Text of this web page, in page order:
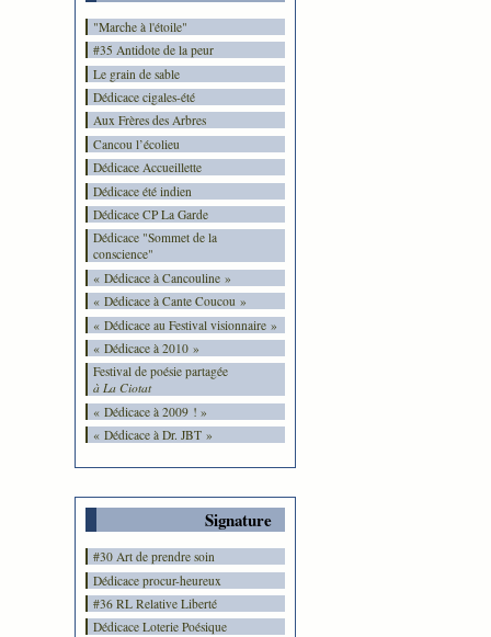
"Marche à l'étoile"
#35 Antidote de la peur
Le grain de sable
Dédicace cigales-été
Aux Frères des Arbres
Cancou l’écolieu
Dédicace Accueillette
Dédicace été indien
Dédicace CP La Garde
Dédicace "Sommet de la
conscience"
« Dédicace à Cancouline »
« Dédicace à Cante Coucou »
« Dédicace au Festival visionnaire »
« Dédicace à 2010 »
Festival de poésie partagée
à La Ciotat
« Dédicace à 2009 ! »
« Dédicace à Dr. JBT »
Signature
#30 Art de prendre soin
Dédicace procur-heureux
#36 RL Relative Liberté
Dédicace Loterie Poésique